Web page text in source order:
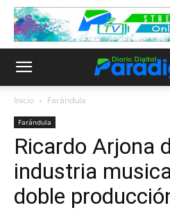
Inicio Farándula
Farándula
Ricardo Arjona
industria
doble